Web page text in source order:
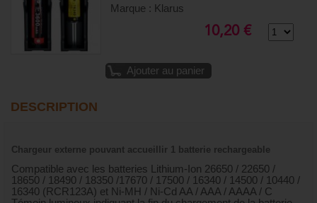
Marque : Klarus
10,20 €
Ajouter au panier
DESCRIPTION
Chargeur externe pouvant accueillir 1 batterie rechargeable
Compatible avec les batteries Lithium-Ion 26650 / 22650 /
18650 / 18490 / 18350 /17670 / 17500 / 16340 / 14500 / 10440 /
16340 (RCR123A) et Ni-MH / Ni-Cd AA / AAA / AAAA / C